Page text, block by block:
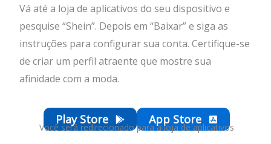
Vá até a loja de aplicativos do seu dispositivo e
pesquise “Shein”. Depois em “Baixar” e siga as
instruções para configurar sua conta. Certifique-se
de criar um perfil atraente que mostre sua
afinidade com a moda.
Play Store App Store
Você será redirecionado para a loja de aplicativos